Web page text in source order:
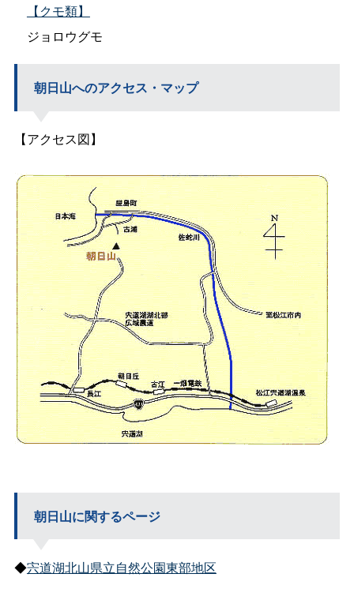
【クモ類】
ジョロウグモ
朝日山へのアクセス・マップ
【アクセス図】
朝日山に関するページ
◆宍道湖北山県立自然公園東部地区